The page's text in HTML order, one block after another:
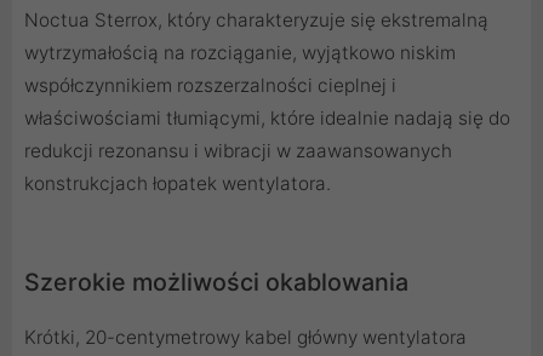
Noctua Sterrox, który charakteryzuje się ekstremalną
wytrzymałością na rozciąganie, wyjątkowo niskim
współczynnikiem rozszerzalności cieplnej i
właściwościami tłumiącymi, które idealnie nadają się do
redukcji rezonansu i wibracji w zaawansowanych
konstrukcjach łopatek wentylatora.
Szerokie możliwości okablowania
Krótki, 20-centymetrowy kabel główny wentylatora